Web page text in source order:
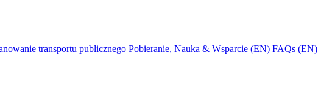
transportu publicznego Pobieranie, Nauka & Wsparcie (EN) FAQs (EN)